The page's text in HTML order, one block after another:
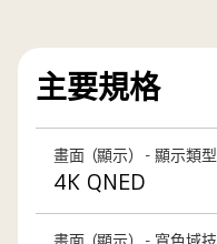
主要規格
畫面（顯示） - 顯示類型
4K QNED